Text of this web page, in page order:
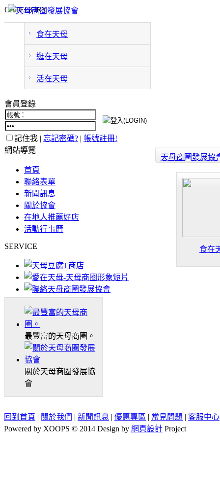
CATEGORY
食在天母
逛在天母
活在天母
會員登錄
記住我 | 忘記密碼? | 帳號註冊!
網站導覽
首頁
聯絡表單
新聞訊息
關於協會
在地人推薦好店
活動行事曆
SERVICE
最豐富的天母商圈。
關於天母商圈發展協
會
天母商圈發展協
食在
回到首頁 | 關於我們 | 新聞訊息 | 優惠專區 | 常見問題 | 客服中心
Powered by XOOPS © 2014 Design by 網頁設計 Project